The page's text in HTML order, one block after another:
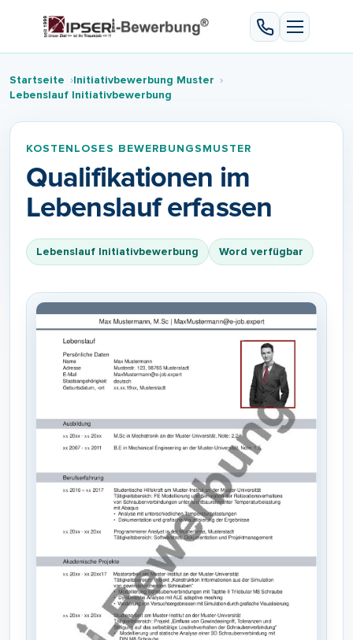
Startseite
Initiativbewerbung Muster
Lebenslаuf Initiativbewerbung
KOSTENLOSES BEWERBUNGSMUSTER
Qualifikationen im
Lebenslauf erfassen
Lebenslаuf Initiativbewerbung Word verfügbar